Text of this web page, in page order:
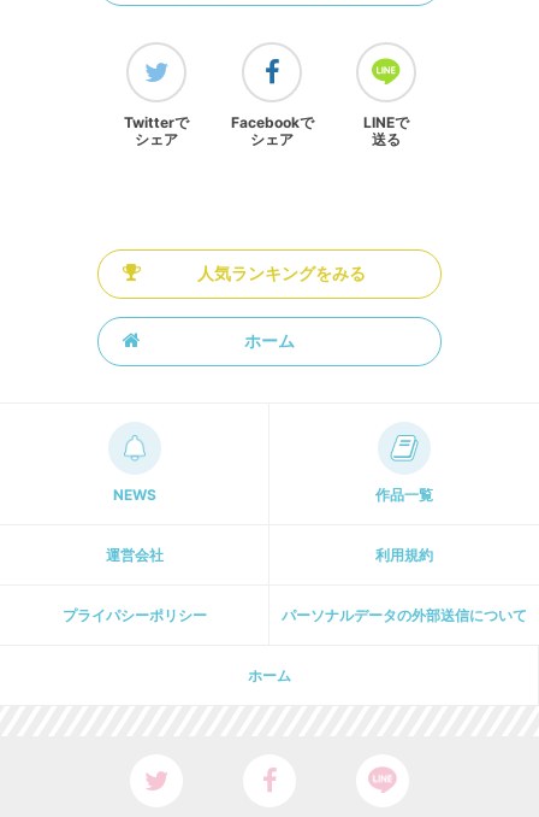
Twitterで
シェア
Facebookで
シェア
LINEで
送る
人気ランキングをみる
ホーム
NEWS 作品一覧
運営会社 利用規約
プライパシーポリシー パーソナルデータの外部送信について
ホーム